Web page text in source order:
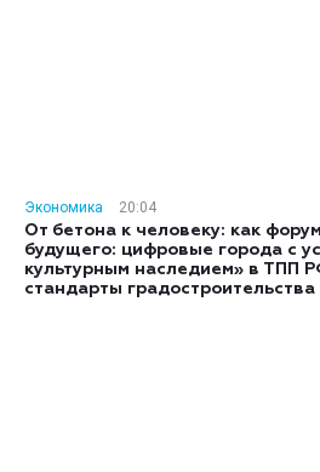
Экономика
20:04
От бетона к человеку: как
будущего: цифровые города с
культурным наследием» в ТПП
стандарты градостроительства